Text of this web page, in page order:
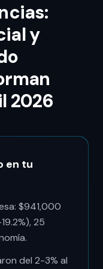
y
2026
en tu
$941,000
25
del 2-3% al